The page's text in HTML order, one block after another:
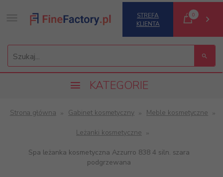
Szukaj...
STREFA
KLIENTA
0
KATEGORIE
Strona główna Gabinet kosmetyczny Meble kosmetyczne
Leżanki kosmetyczne
Spa leżanka kosmetyczna Azzurro 838 4 siln. szara
podgrzewana